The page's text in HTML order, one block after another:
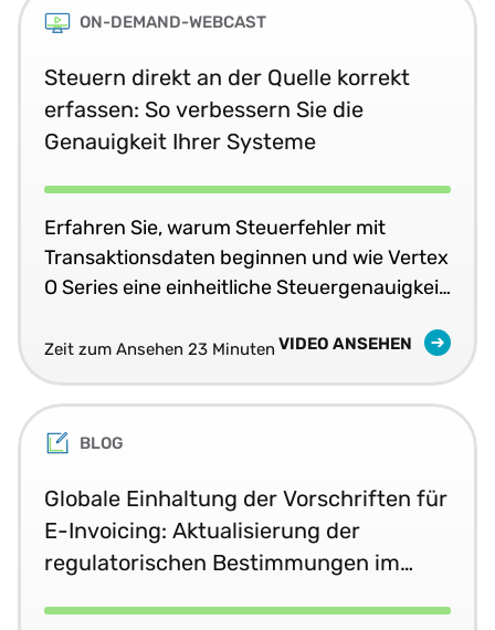
ON-DEMAND-WEBCAST
Steuern direkt an der Quelle korrekt
erfassen: So verbessern Sie die
Genauigkeit Ihrer Systeme
Erfahren Sie, warum Steuerfehler mit
Transaktionsdaten beginnen und wie Vertex
O Series eine einheitliche Steuergenauigkeit
liefert.
Zeit zum Ansehen 23 Minuten VIDEO ANSEHEN
BLOG
Globale Einhaltung der Vorschriften für
E-Invoicing: Aktualisierung der
regulatorischen Bestimmungen im